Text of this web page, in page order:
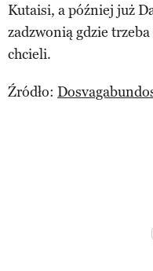
Kutaisi, a później już
zadzwonią gdzie
chcieli.
Źródło: